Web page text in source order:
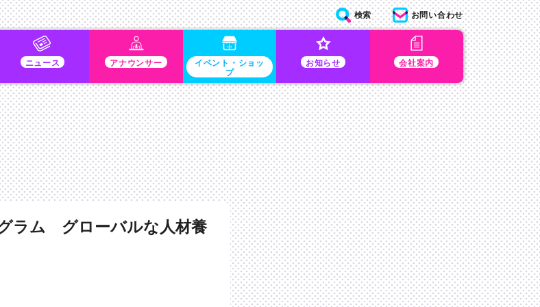
ニュース アナウンサー イベント・ショッ
プ
お知らせ 会社案内
検索 お問い合わせ
ラム グローバルな人材養